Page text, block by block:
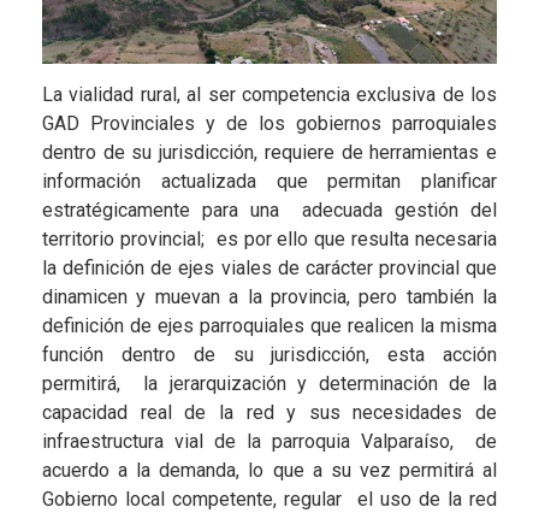
La vialidad rural, al ser competencia exclusiva de los
GAD Provinciales y de los gobiernos parroquiales
dentro de su jurisdicción, requiere de herramientas e
información actualizada que permitan planificar
estratégicamente para una adecuada gestión del
territorio provincial; es por ello que resulta necesaria
la definición de ejes viales de carácter provincial que
dinamicen y muevan a la provincia, pero también la
definición de ejes parroquiales que realicen la misma
función dentro de su jurisdicción, esta acción
permitirá, la jerarquización y determinación de la
capacidad real de la red y sus necesidades de
infraestructura vial de la parroquia Valparaíso, de
acuerdo a la demanda, lo que a su vez permitirá al
Gobierno local competente, regular el uso de la red